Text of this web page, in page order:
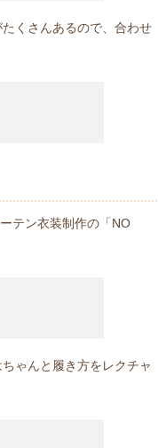
くさんあるので、合わせ
テン衣装制作の「NO
ゃんと履き方をレクチャ